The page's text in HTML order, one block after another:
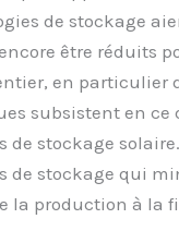
de stockage
être réduits
en particulier
subsistent en ce
de stockage
de stockage qui
la production à la